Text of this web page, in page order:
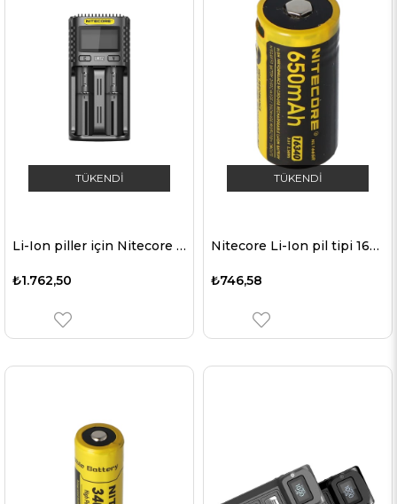
TÜKENDI
Li-Ion piller için Nitecore UMS2 USB hızlı şarj cihazı QC 2.0 uyumlu
₺1.762,50
TÜKENDI
Nitecore Li-Ion pil tipi 16340 - 650mAH - NL1665R
₺746,58